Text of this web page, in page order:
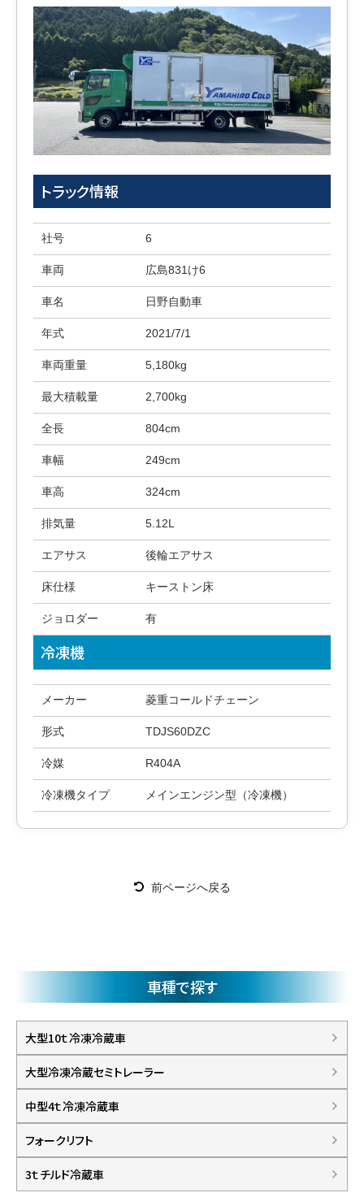
トラック情報
社号 6
車両 広島831け6
車名 日野自動車
年式 2021/7/1
車両重量 5,180kg
最大積載量 2,700kg
全長 804cm
車幅 249cm
車高 324cm
排気量 5.12L
エアサス 後輪エアサス
床仕様 キーストン床
ジョロダー 有
冷凍機
メーカー 菱重コールドチェーン
形式 TDJS60DZC
冷媒 R404A
冷凍機タイプ メインエンジン型（冷凍機）
前ページへ戻る
車種で探す
大型10ｔ冷凍冷蔵車
大型冷凍冷蔵セミトレーラー
中型4ｔ冷凍冷蔵車
フォークリフト
3ｔチルド冷蔵車